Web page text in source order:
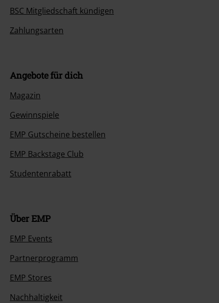
BSC Mitgliedschaft kündigen
Zahlungsarten
Angebote für dich
Magazin
Gewinnspiele
EMP Gutscheine bestellen
EMP Backstage Club
Studentenrabatt
Über EMP
EMP Events
Partnerprogramm
EMP Stores
Nachhaltigkeit